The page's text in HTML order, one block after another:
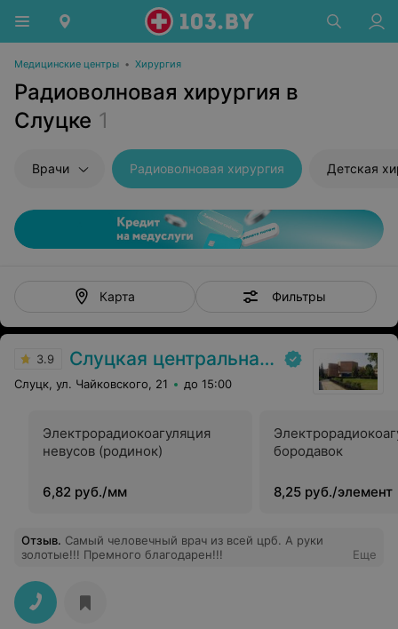
Медицинские центры • Хирургия
Радиоволновая хирургия в
Слуцке 1
Врачи Радиоволновая хирургия Детская
Карта Фильтры
3.9 Слуцкая центральная районная больница
Слуцк, ул. Чайковского, 21 до 15:00
Электрорадиокоагуляция
невусов (родинок)
6,82 руб./мм
бородавок
8,25 руб./элемент
Отзыв. Самый человечный врач из всей црб. А руки
золотые!!! Премного благодарен!!!
Еще